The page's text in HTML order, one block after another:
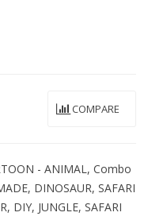
COMPARE
- ANIMAL, Combo
, DINOSAUR, SAFARI
, DIY, JUNGLE, SAFARI